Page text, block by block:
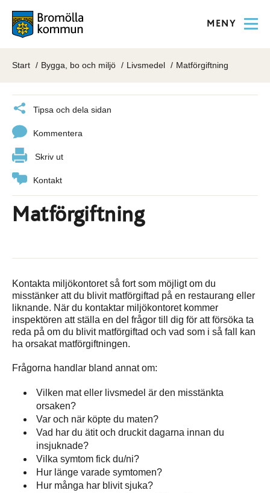
MENY
Start Bygga, bo och miljö Livsmedel Matförgiftning
Tipsa och dela sidan
Kommentera
Skriv ut
Kontakt
Matförgiftning
Kontakta miljökontoret så fort som möjligt om du
misstänker att du blivit matförgiftad på en restaurang eller
liknande. När du kontaktar miljökontoret kommer
inspektören att ställa en del frågor till dig för att försöka ta
reda på om du blivit matförgiftad och vad som i så fall kan
ha orsakat matförgiftningen.
Frågorna handlar bland annat om:
Vilken mat eller livsmedel är den misstänkta
orsaken?
Var och när köpte du maten?
Vad har du ätit och druckit dagarna innan du
insjuknade?
Vilka symtom fick du/ni?
Hur länge varade symtomen?
Hur många har blivit sjuka?